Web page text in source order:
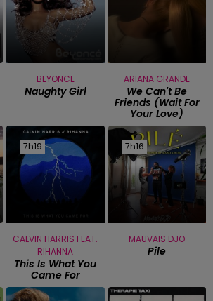
BEYONCE
Naughty Girl
ARIANA GRANDE
We Can't Be
Friends (wait For
Your Love)
7h19
7h19
CALVIN HARRIS FEAT.
RIHANNA
This Is What You
Came For
7h16
7h16
MAUVAIS DJO
Pile